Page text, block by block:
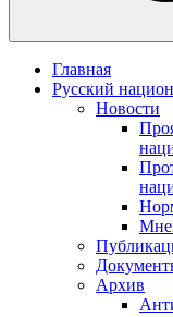
Главная
Русский
Новости
Архив